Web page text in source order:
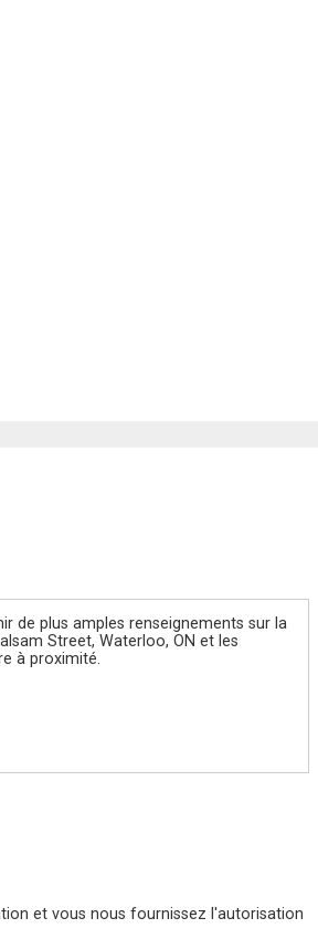
et vous nous fournissez l'autorisation